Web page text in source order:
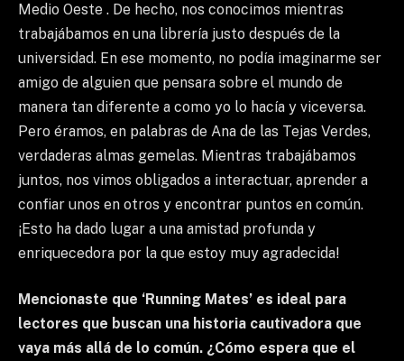
Medio Oeste . De hecho, nos conocimos mientras
trabajábamos en una librería justo después de la
universidad. En ese momento, no podía imaginarme ser
amigo de alguien que pensara sobre el mundo de
manera tan diferente a como yo lo hacía y viceversa.
Pero éramos, en palabras de Ana de las Tejas Verdes,
verdaderas almas gemelas. Mientras trabajábamos
juntos, nos vimos obligados a interactuar, aprender a
confiar unos en otros y encontrar puntos en común.
¡Esto ha dado lugar a una amistad profunda y
enriquecedora por la que estoy muy agradecida!
Mencionaste que ‘Running Mates’ es ideal para
lectores que buscan una historia cautivadora que
vaya más allá de lo común. ¿Cómo espera que el